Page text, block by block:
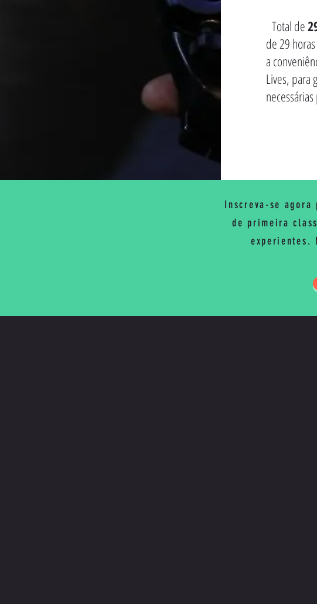
Total de
de 29
a
Lives, para
Inscreva-se agora
de primeira
experientes.